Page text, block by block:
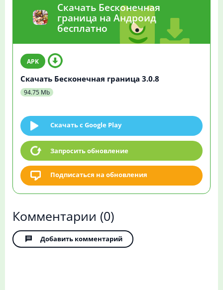
Скачать Бесконечная
граница на Андроид
бесплатно
Скачать Бесконечная граница 3.0.8
94.75 Mb
Скачать c Google Play
Запросить обновление
Подписаться на обновления
Комментарии (0)
Добавить комментарий